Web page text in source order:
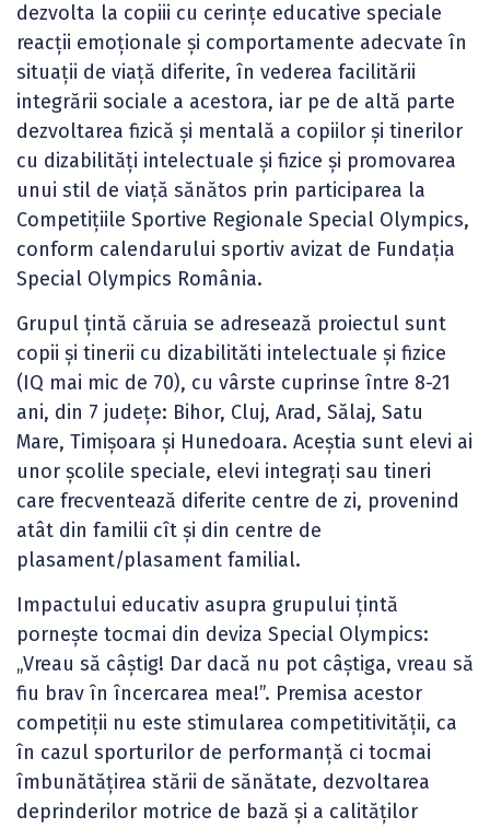
dezvolta la copiii cu cerințe educative speciale
reacții emoționale și comportamente adecvate în
situații de viață diferite, în vederea facilitării
integrării sociale a acestora, iar pe de altă parte
dezvoltarea fizică şi mentală a copiilor şi tinerilor
cu dizabilităţi intelectuale şi fizice şi promovarea
unui stil de viaţă sănătos prin participarea la
Competiţiile Sportive Regionale Special Olympics,
conform calendarului sportiv avizat de Fundaţia
Special Olympics România.
Grupul ţintă căruia se adresează proiectul sunt
copii şi tinerii cu dizabilităti intelectuale şi fizice
(IQ mai mic de 70), cu vârste cuprinse între 8-21
ani, din 7 judeţe: Bihor, Cluj, Arad, Sălaj, Satu
Mare, Timișoara și Hunedoara. Aceştia sunt elevi ai
unor şcolile speciale, elevi integraţi sau tineri
care frecventează diferite centre de zi, provenind
atât din familii cît şi din centre de
plasament/plasament familial.
Impactului educativ asupra grupului ţintă
porneşte tocmai din deviza Special Olympics:
„Vreau să câştig! Dar dacă nu pot câştiga, vreau să
fiu brav în încercarea mea!”. Premisa acestor
competiţii nu este stimularea competitivităţii, ca
în cazul sporturilor de performanţă ci tocmai
îmbunătăţirea stării de sănătate, dezvoltarea
deprinderilor motrice de bază şi a calităţilor